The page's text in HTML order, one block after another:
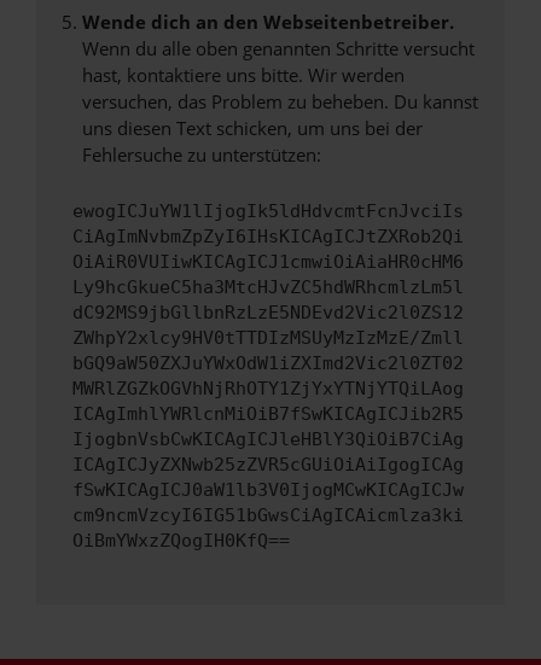
Wende dich an den Webseitenbetreiber.
Wenn du alle oben genannten Schritte versucht
hast, kontaktiere uns bitte. Wir werden
versuchen, das Problem zu beheben. Du kannst
uns diesen Text schicken, um uns bei der
Fehlersuche zu unterstützen:
ewogICJuYW1lIjogIk5ldHdvcmtFcnJvciIs
CiAgImNvbmZpZyI6IHsKICAgICJtZXRob2Qi
OiAiR0VUIiwKICAgICJ1cmwiOiAiaHR0cHM6
Ly9hcGkueC5ha3MtcHJvZC5hdWRhcmlzLm5l
dC92MS9jbGllbnRzLzE5NDEvd2Vic2l0ZS12
ZWhpY2xlcy9HV0tTTDIzMSUyMzIzMzE/Zmll
bGQ9aW50ZXJuYWxOdW1iZXImd2Vic2l0ZT02
MWRlZGZkOGVhNjRhOTY1ZjYxYTNjYTQiLAog
ICAgImhlYWRlcnMiOiB7fSwKICAgICJib2R5
IjogbnVsbCwKICAgICJleHBlY3QiOiB7CiAg
ICAgICJyZXNwb25zZVR5cGUiOiAiIgogICAg
fSwKICAgICJ0aW1lb3V0IjogMCwKICAgICJw
cm9ncmVzcyI6IG51bGwsCiAgICAicmlza3ki
OiBmYWxzZQogIH0KfQ==